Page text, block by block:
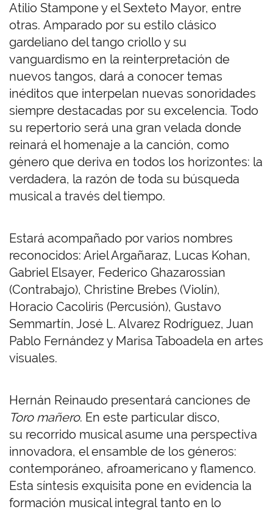
Atilio Stampone y el Sexteto Mayor, entre
otras. Amparado por su estilo clásico
gardeliano del tango criollo y su
vanguardismo en la reinterpretación de
nuevos tangos, dará a conocer temas
inéditos que interpelan nuevas sonoridades
siempre destacadas por su excelencia. Todo
su repertorio será una gran velada donde
reinará el homenaje a la canción, como
género que deriva en todos los horizontes: la
verdadera, la razón de toda su búsqueda
musical a través del tiempo.
Estará acompañado por varios nombres
reconocidos: Ariel Argañaraz, Lucas Kohan,
Gabriel Elsayer, Federico Ghazarossian
(Contrabajo), Christine Brebes (Violín),
Horacio Cacoliris (Percusión), Gustavo
Semmartín, José L. Alvarez Rodríguez, Juan
Pablo Fernández y Marisa Taboadela en artes
visuales.
Hernán Reinaudo presentará canciones de
Toro mañero. En este particular disco,
su recorrido musical asume una perspectiva
innovadora, el ensamble de los géneros:
contemporáneo, afroamericano y flamenco.
Esta síntesis exquisita pone en evidencia la
formación musical integral tanto en lo